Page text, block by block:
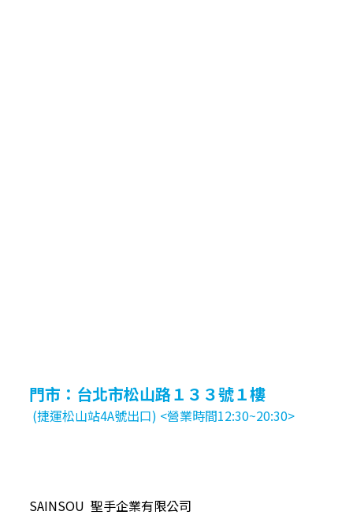
門市：台北市松山路１３３號１樓
(捷運松山站4A號出口) <營業時間12:30~20:30>
SAINSOU 聖手企業有限公司